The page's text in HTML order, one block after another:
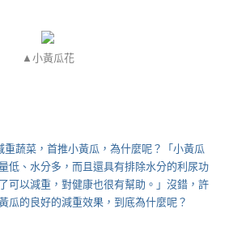
▲小黃瓜花
蔬菜，首推小黃瓜，為什麼呢？「小黃瓜
低、水分多，而且還具有排除水分的利尿功
可以減重，對健康也很有幫助。」沒錯，許
瓜的良好的減重效果，到底為什麼呢？